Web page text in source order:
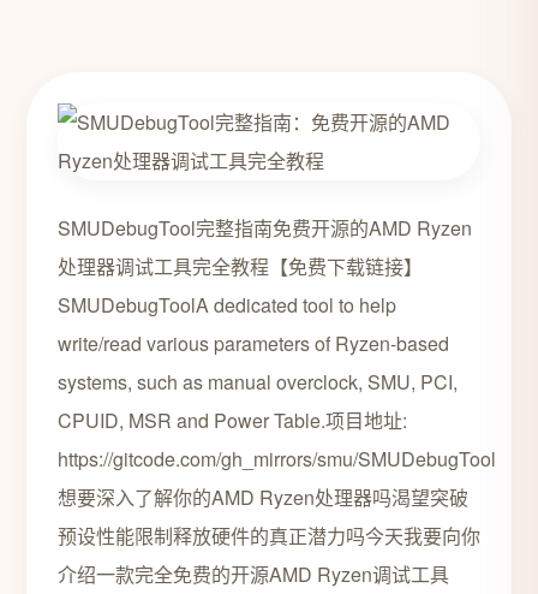
SMUDebugTool完整指南免费开源的AMD Ryzen
处理器调试工具完全教程【免费下载链接】
SMUDebugToolA dedicated tool to help
write/read various parameters of Ryzen-based
systems, such as manual overclock, SMU, PCI,
CPUID, MSR and Power Table.项目地址:
https://gitcode.com/gh_mirrors/smu/SMUDebugTool
想要深入了解你的AMD Ryzen处理器吗渴望突破
预设性能限制释放硬件的真正潜力吗今天我要向你
介绍一款完全免费的开源AMD Ryzen调试工具